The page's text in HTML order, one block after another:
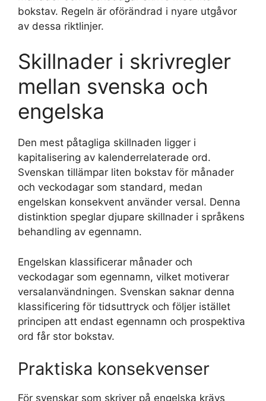
bokstav. Regeln är oförändrad i nyare utgåvor
av dessa riktlinjer.
Skillnader i skrivregler
mellan svenska och
engelska
Den mest påtagliga skillnaden ligger i
kapitalisering av kalenderrelaterade ord.
Svenskan tillämpar liten bokstav för månader
och veckodagar som standard, medan
engelskan konsekvent använder versal. Denna
distinktion speglar djupare skillnader i språkens
behandling av egennamn.
Engelskan klassificerar månader och
veckodagar som egennamn, vilket motiverar
versalanvändningen. Svenskan saknar denna
klassificering för tidsuttryck och följer istället
principen att endast egennamn och prospektiva
ord får stor bokstav.
Praktiska konsekvenser
För svenskar som skriver på engelska krävs